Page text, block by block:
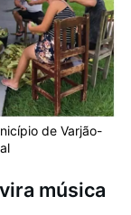
de Varjão-
música